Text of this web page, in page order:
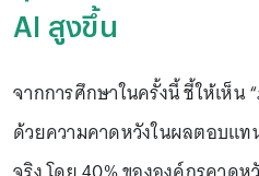
AI สูงขึ้น
จากการศึกษาในครั้งนี้ ชี้ให้เห็น
ด้วยความคาดหวังในผลตอบแท